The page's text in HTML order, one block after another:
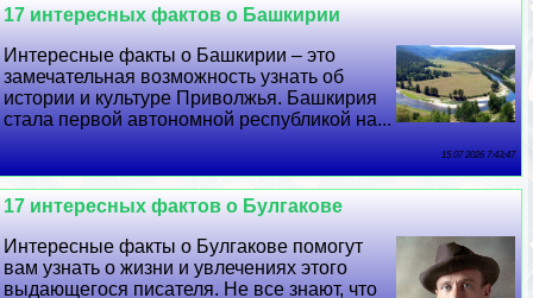
17 интересных фактов о Башкирии
Интересные факты о Башкирии – это
замечательная возможность узнать об
истории и культуре Приволжья. Башкирия
стала первой автономной республикой на...
15 07 2026 7:43:47
17 интересных фактов о Булгакове
Интересные факты о Булгакове помогут
вам узнать о жизни и увлечениях этого
выдающегося писателя. Не все знают, что